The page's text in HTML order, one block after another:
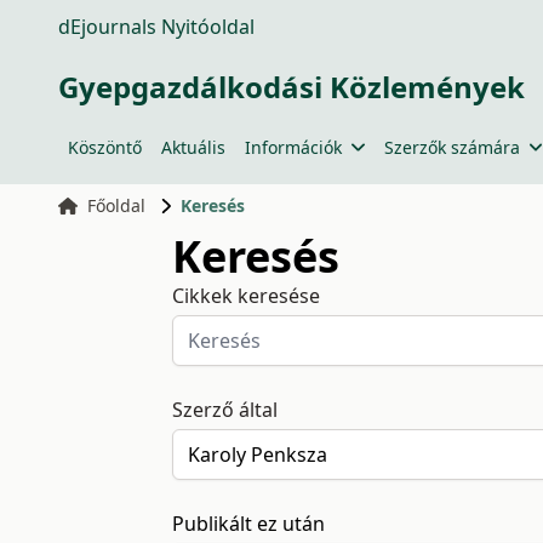
dEjournals Nyitóoldal
Gyepgazdálkodási Közlemények
Köszöntő Aktuális Információk Szerzők számára
Főoldal Keresés
Keresés
Cikkek keresése
Szerző által
Publikált ez után